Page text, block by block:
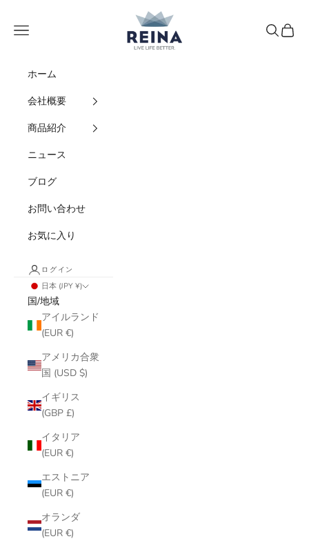
REINA
メニュー
検索カート
ホーム
会社概要
商品紹介
ニュース
ブログ
お問い合わせ
お気に入り
ログイン
日本 (JPY ¥)
国/地域
アイルランド
(EUR €)
アメリカ合衆
国 (USD $)
イギリス
(GBP £)
イタリア
(EUR €)
エストニア
(EUR €)
オランダ
(EUR €)